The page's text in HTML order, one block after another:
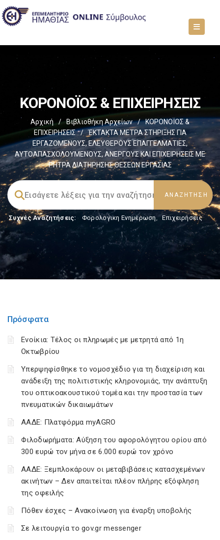
ΚΟΡΟΝΟΪΟΣ & ΕΠΙΧΕΙΡΗΣΕΙΣ
Αρχική / Βιβλιοθήκη Αρχείων /
ΚΟΡΟΝΟΪΟΣ &
ΕΠΙΧΕΙΡΗΣΕΙΣ
/
ΈΚΤΑΚΤΑ ΜΕΤΡΑ ΣΤΗΡΙΞΗΣ ΓΙΑ
ΕΡΓΑΖΟΜΕΝΟΥΣ, ΕΛΕΥΘΕΡΟΥΣ ΕΠΑΓΓΕΛΜΑΤΙΕΣ,
ΑΥΤΟΑΠΑΣΧΟΛΟΥΜΕΝΟΥΣ, ΑΝΕΡΓΟΥΣ ΚΑΙ ΕΠΙΧΕΙΡΗΣΕΙΣ ΜΕ
ΡΗΤΡΑ ΔΙΑΤΗΡΗΣΗΣ ΘΕΣΕΩΝ ΕΡΓΑΣΙΑΣ
Συχνές Αναζητήσεις: Φορολογικη Ενημέρωση, Επιχειρήσεις
Πρόσφατα
Ενοίκια: Τέλος οι πληρωμές με μετρητά από 1η
Οκτωβρίου
Υπερψηφίσθηκε το νομοσχέδιο για τη διαχείριση και
ανάδειξη της πολιτιστικής κληρονομιάς, την ανάπτυξη
του οπτικοακουστικού τομέα και την προστασία των
πνευματικών δικαιωμάτων
ΑΑΔΕ: Πλατφόρμα myAGRO
Φιλοδωρήματα: Αύξηση του αφορολόγητου ορίου από
300 ευρώ τον μήνα σε 6.000 ευρώ τον χρόνο
ΑΑΔΕ: Ξεμπλοκάρουν οι μεταβιβάσεις κατασχεμένων
ακινήτων – Δεν απαιτείται πλέον πλήρης εξόφληση
της οφειλής
Πόθεν έσχες – Ανακοίνωση για έναρξη υποβολής
Σε λειτουργία το gov.gr messenger